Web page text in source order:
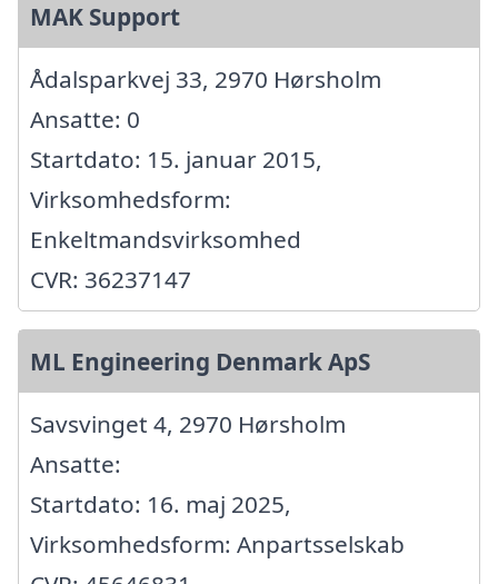
MAK Support
Ådalsparkvej 33, 2970 Hørsholm
Ansatte: 0
Startdato: 15. januar 2015,
Virksomhedsform:
Enkeltmandsvirksomhed
CVR: 36237147
ML Engineering Denmark ApS
Savsvinget 4, 2970 Hørsholm
Ansatte:
Startdato: 16. maj 2025,
Virksomhedsform: Anpartsselskab